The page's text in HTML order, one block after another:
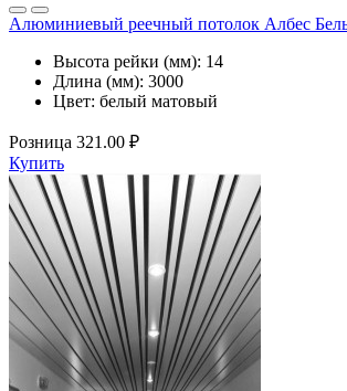
Алюминиевый реечный потолок Албес
Высота рейки (мм): 14
Длина (мм): 3000
Цвет: белый матовый
Розница 321.00 ₽
Купить